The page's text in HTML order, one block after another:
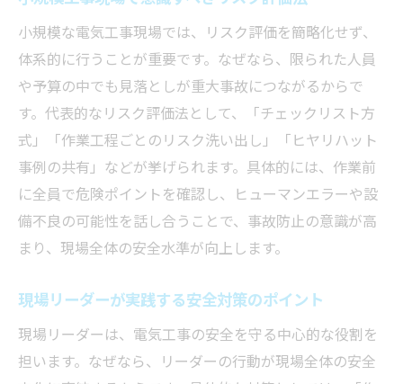
小規模な電気工事現場では、リスク評価を簡略化せず、
体系的に行うことが重要です。なぜなら、限られた人員
や予算の中でも見落としが重大事故につながるからで
す。代表的なリスク評価法として、「チェックリスト方
式」「作業工程ごとのリスク洗い出し」「ヒヤリハット
事例の共有」などが挙げられます。具体的には、作業前
に全員で危険ポイントを確認し、ヒューマンエラーや設
備不良の可能性を話し合うことで、事故防止の意識が高
まり、現場全体の安全水準が向上します。
現場リーダーが実践する安全対策のポイント
現場リーダーは、電気工事の安全を守る中心的な役割を
担います。なぜなら、リーダーの行動が現場全体の安全